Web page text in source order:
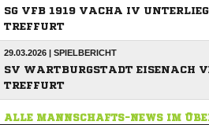
SG VFB 1919 VACHA IV
TREFFURT
29.03.2026 | SPIELBERICHT
SV WARTBURGSTADT EISENACH
TREFFURT
ALLE MANNSCHAFTS-NEWS IM